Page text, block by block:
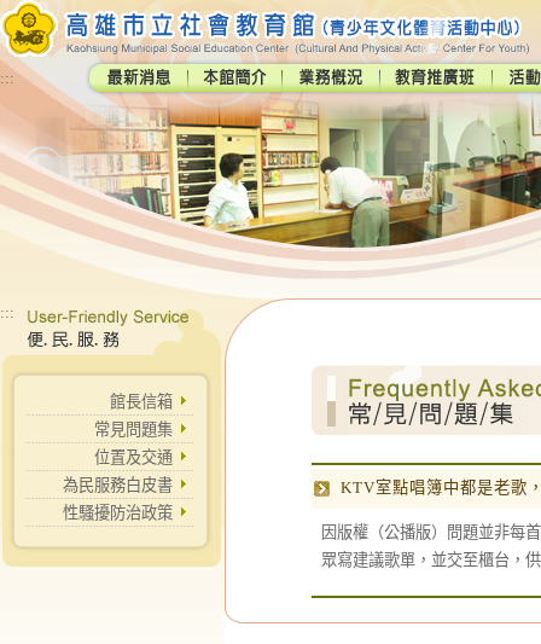
:::
:::
館長信箱
常見問題集
位置及交通
為民服務白皮書
性騷擾防治政策
KTV室點唱簿中都是老歌
因版權（公播版）問題並非每
眾寫建議歌單，並交至櫃台，